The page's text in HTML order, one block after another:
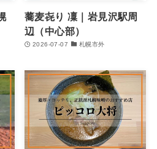
蕎麦㐂り 凜｜岩見沢駅周
辺（中心部）
2026-07-07 札幌市外